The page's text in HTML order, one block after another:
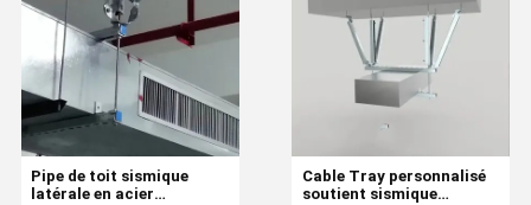
Pipe de toit sismique
latérale en acier
Cable Tray personnalisé
soutient sismique